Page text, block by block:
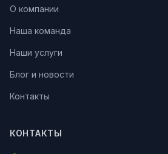
О компании
Наша команда
Наши услуги
Блог и новости
Контакты
КОНТАКТЫ